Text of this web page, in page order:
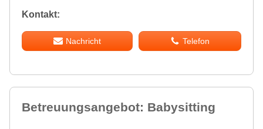
Kontakt:
Nachricht Telefon
Betreuungsangebot: Babysitting